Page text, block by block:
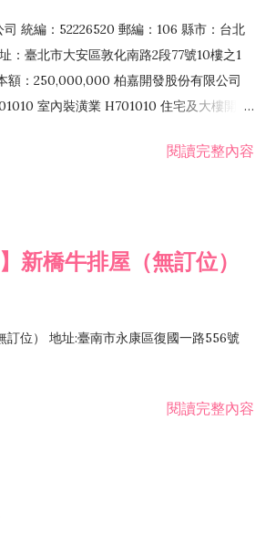
統編：52226520 郵編：106 縣市：台北
：臺北市大安區敦化南路2段77號10樓之1
額：250,000,000 柏嘉開發股份有限公司
室內裝潢業 H701010 住宅及大樓開發
買賣業 H703100 不動產租賃業 I503010
閱讀完整內容
新橋牛排屋（無訂位）
訂位） 地址:臺南市永康區復國一路556號
閱讀完整內容